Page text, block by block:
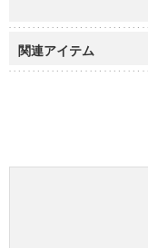
関連アイテム